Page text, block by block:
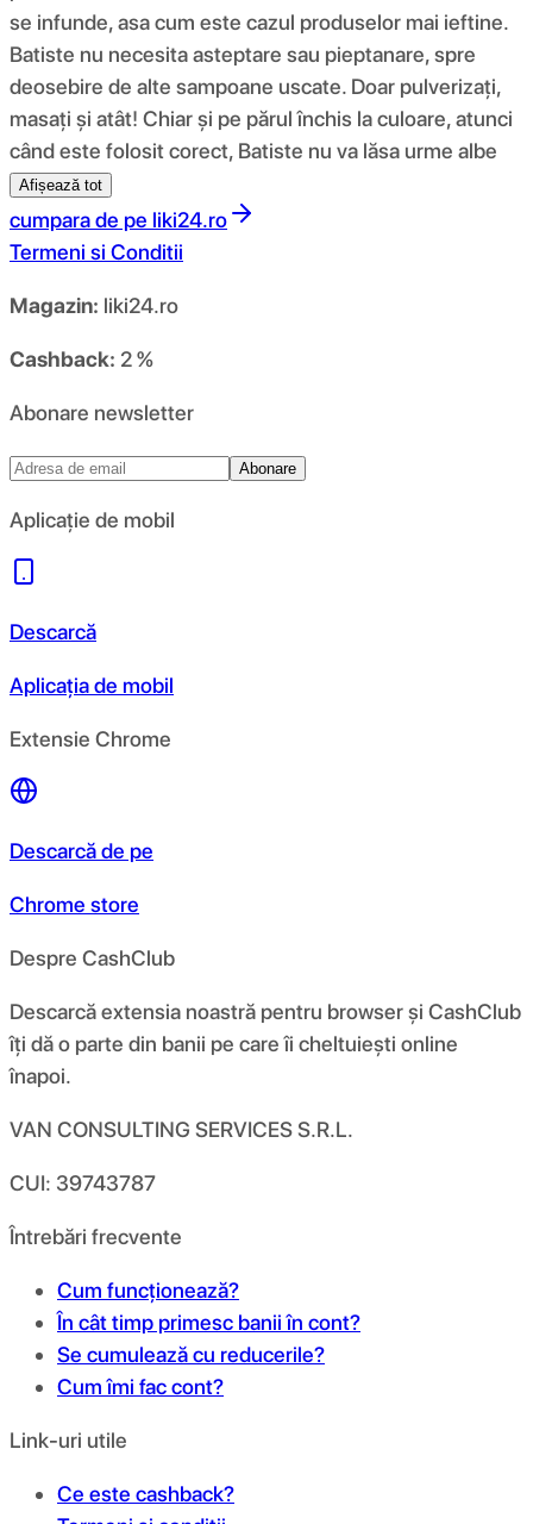
se infunde, asa cum este cazul produselor mai ieftine.
Batiste nu necesita asteptare sau pieptanare, spre
deosebire de alte sampoane uscate. Doar pulverizați,
masați și atât! Chiar și pe părul închis la culoare, atunci
când este folosit corect, Batiste nu va lăsa urme albe
Afișează tot
cumpara de pe liki24.ro
Termeni si Conditii
Magazin: liki24.ro
Cashback: 2 %
Abonare newsletter
Abonare
Aplicație de mobil
Descarcă
Aplicația de mobil
Extensie Chrome
Descarcă de pe
Chrome store
Despre CashClub
Descarcă extensia noastră pentru browser și CashClub
îți dă o parte din banii pe care îi cheltuiești online
înapoi.
VAN CONSULTING SERVICES S.R.L.
CUI: 39743787
Întrebări frecvente
Cum funcționează?
În cât timp primesc banii în cont?
Se cumulează cu reducerile?
Cum îmi fac cont?
Link-uri utile
Ce este cashback?